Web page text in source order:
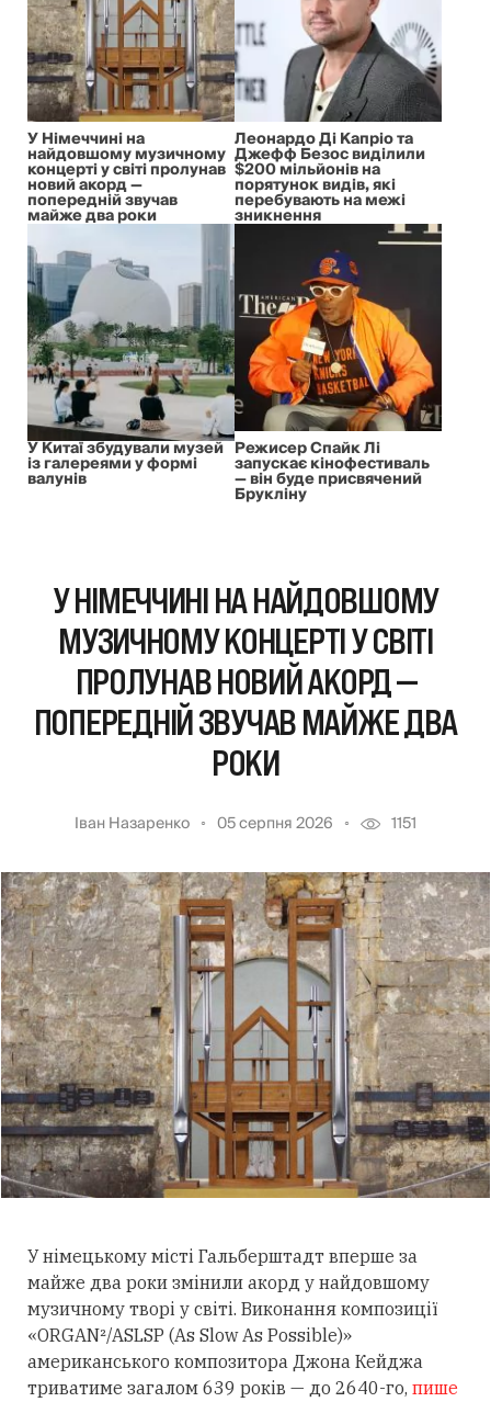
У Німеччині на
найдовшому музичному
концерті у світі пролунав
новий акорд —
попередній звучав
майже два роки
Леонардо Ді Капріо та
Джефф Безос виділили
$200 мільйонів на
порятунок видів, які
перебувають на межі
зникнення
У Китаї збудували музей
із галереями у формі
валунів
Режисер Спайк Лі
запускає кінофестиваль
— він буде присвячений
Брукліну
У НІМЕЧЧИНІ НА НАЙДОВШОМУ
МУЗИЧНОМУ КОНЦЕРТІ У СВІТІ
ПРОЛУНАВ НОВИЙ АКОРД —
ПОПЕРЕДНІЙ ЗВУЧАВ МАЙЖЕ ДВА
РОКИ
Іван Назаренко 05 серпня 2026 1151
У німецькому місті Гальберштадт вперше за
майже два роки змінили акорд у найдовшому
музичному творі у світі. Виконання композиції
«ORGAN²/ASLSP (As Slow As Possible)»
американського композитора Джона Кейджа
триватиме загалом 639 років — до 2640-го, пише